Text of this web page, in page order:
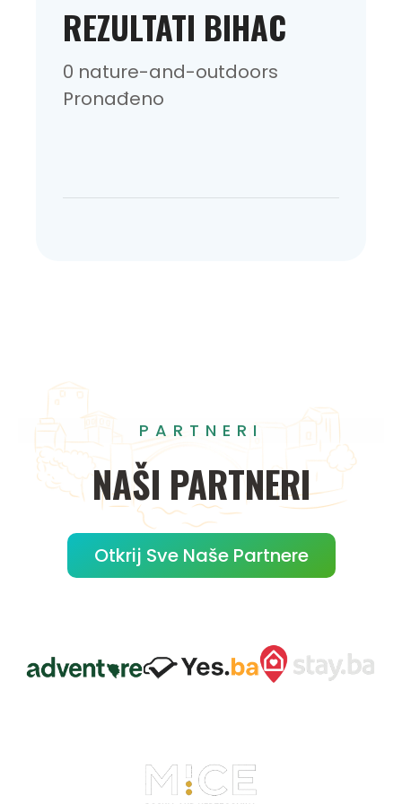
REZULTATI BIHAC
0 nature-and-outdoors
Pronađeno
PARTNERI
NAŠI PARTNERI
Otkrij Sve Naše Partnere